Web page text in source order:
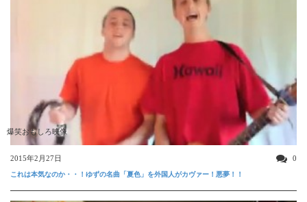
爆笑おもしろ映像
2015年2月27日 0
これは本気なのか・・！ゆずの名曲「夏色」を外国人がカヴァー！悪夢！！